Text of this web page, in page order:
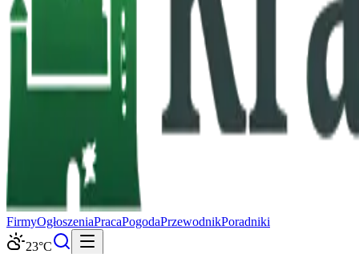
FirmyOgłoszeniaPracaPogodaPrzewodnikPoradniki
23°C